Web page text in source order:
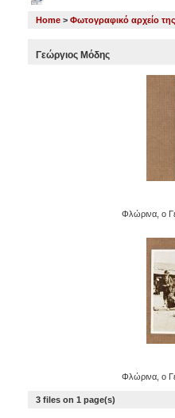
Home > Φωτογραφικό αρχείο
Γεώργιος Μόδης
Φλώρινα, ο
Φλώρινα, ο
3 files on 1 page(s)